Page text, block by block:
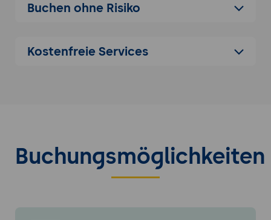
Keyword-Sets
Automatisierte Erkennung von
Stimmungen und Emotionen
Identifikation aufkommender Trends und
Buchen ohne Risiko
Kostenfreie Services
Buchungsmöglichkeiten